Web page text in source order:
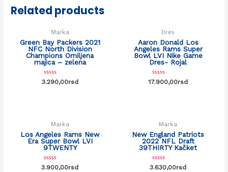
Related products
Marka
Green Bay Packers 2021
NFC North Division
Champions Omiljena
majica – zelena
Rated
3.290,00rsd
Dres
Aaron Donald Los
Angeles Rams Super
Bowl LVI Nike Game
Dres- Rojal
Rated
17.900,00rsd
Marka
Los Angeles Rams New
Era Super Bowl LVI
9TWENTY
Rated
3.900,00rsd
Marka
New England Patriots
2022 NFL Draft
39THIRTY Kačket
Rated
3.630,00rsd